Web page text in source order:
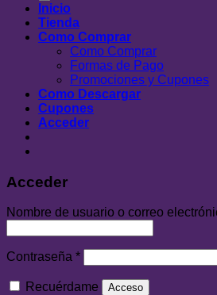
Inicio
Tienda
Como Comprar
Como Comprar
Formas de Pago
Promociones y Cupones
Como Descargar
Cupones
Acceder
Acceder
Nombre de usuario o correo
Contraseña *
Recuérdame Acceso